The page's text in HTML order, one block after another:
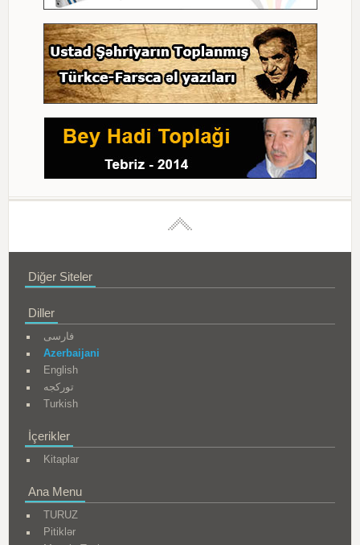
Diğer Siteler
Diller
فارسی
Azerbaijani
English
تورکجه
Turkish
İçerikler
Kitaplar
Ana Menu
TURUZ
Pitiklər